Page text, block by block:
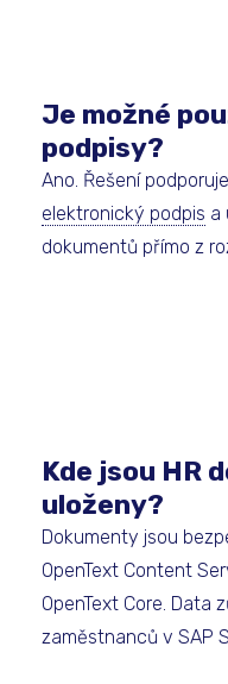
Je možné
podpisy?
Ano. Řešení
elektronický podpis a
dokumentů přímo z
Kde jsou HR
uloženy?
Dokumenty jsou
OpenText Content
OpenText Core. Data
zaměstnanců v SAP